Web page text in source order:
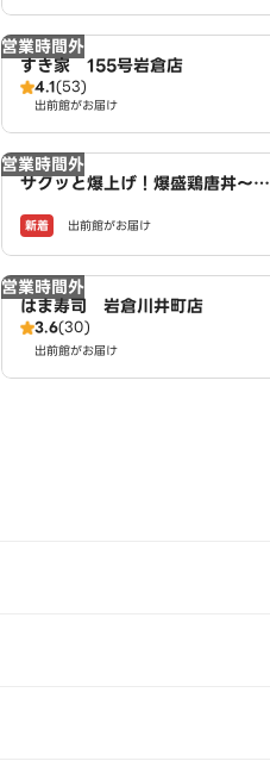
営業時間外
すき家 155号岩倉店
4.1(53)
出前館がお届け
営業時間外
サクッと爆上げ！爆盛鶏唐丼～唐
新着 出前館がお届け
営業時間外
はま寿司 岩倉川井町店
3.6(30)
出前館がお届け